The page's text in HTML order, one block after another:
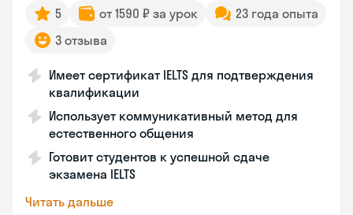
5 от 1590 ₽ за урок
23 года опыта
3 отзыва
Имеет сертификат IELTS для подтверждения
квалификации
Использует коммуникативный метод для
естественного общения
Готовит студентов к успешной сдаче
экзамена IELTS
Читать дальше